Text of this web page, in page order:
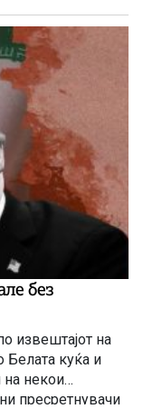
без
извештајот на
Белата куќа и
на некои
пресретнувачи